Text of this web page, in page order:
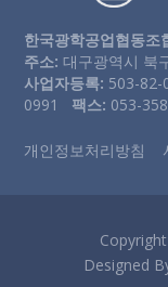
한국광학공업협동조
주소: 대구광역시 북
사업자등록: 503-82-
0991
팩스: 053-
개인정보처리방침
Designed